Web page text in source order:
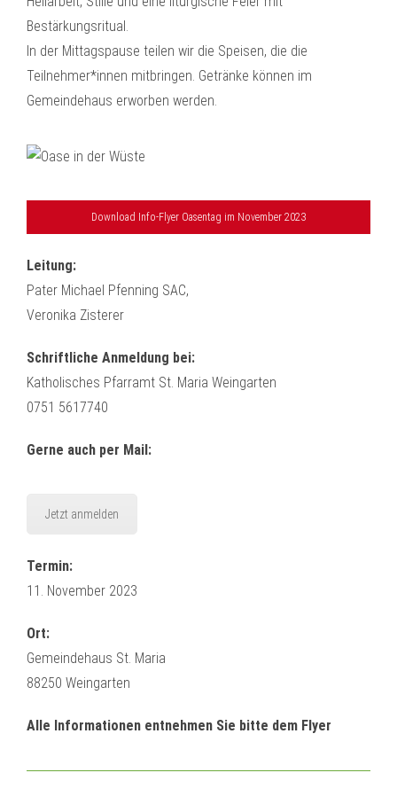
Bestärkungsritual.
In der Mittagspause teilen wir die Speisen, die die
Teilnehmer*innen mitbringen. Getränke können im
Gemeindehaus erworben werden.
Download Info-Flyer Oasentag im November 2023
Leitung:
Pater Michael Pfenning SAC,
Veronika Zisterer
Schriftliche Anmeldung bei:
Katholisches Pfarramt St. Maria Weingarten
0751 5617740
Gerne auch per Mail:
Jetzt anmelden
Termin:
11. November 2023
Ort:
Gemeindehaus St. Maria
88250 Weingarten
Alle Informationen entnehmen Sie bitte dem Flyer